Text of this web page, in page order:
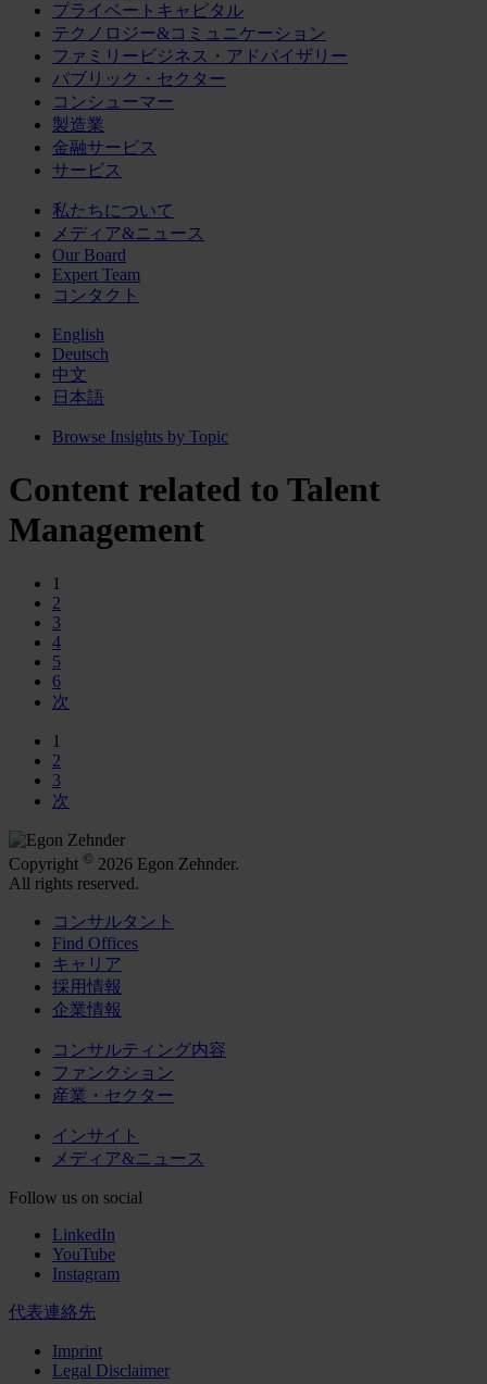
プライベートキャピタル
テクノロジー&コミュニケーション
ファミリービジネス・アドバイザリー
パブリック・セクター
コンシューマー
製造業
金融サービス
サービス
私たちについて
メディア&ニュース
Our Board
Expert Team
コンタクト
English
Deutsch
中文
日本語
Browse Insights by Topic
Content related to Talent
Management
1
2
3
4
5
6
次
1
2
3
次
Copyright © 2026 Egon Zehnder.
All rights reserved.
コンサルタント
Find Offices
キャリア
採用情報
企業情報
コンサルティング内容
ファンクション
産業・セクター
インサイト
メディア&ニュース
Follow us on social
LinkedIn
YouTube
Instagram
代表連絡先
Imprint
Legal Disclaimer